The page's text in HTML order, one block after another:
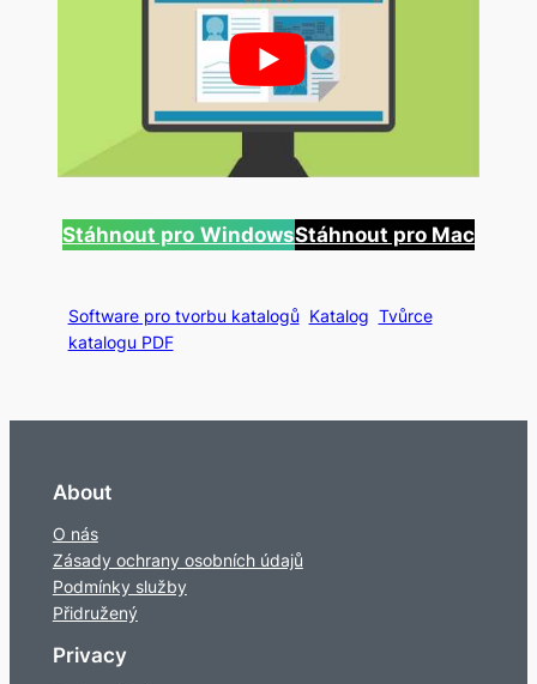
Stáhnout pro WindowsStáhnout pro Mac
Software pro tvorbu katalogů Katalog Tvůrce
katalogu PDF
About
O nás
Zásady ochrany osobních údajů
Podmínky služby
Přidružený
Privacy